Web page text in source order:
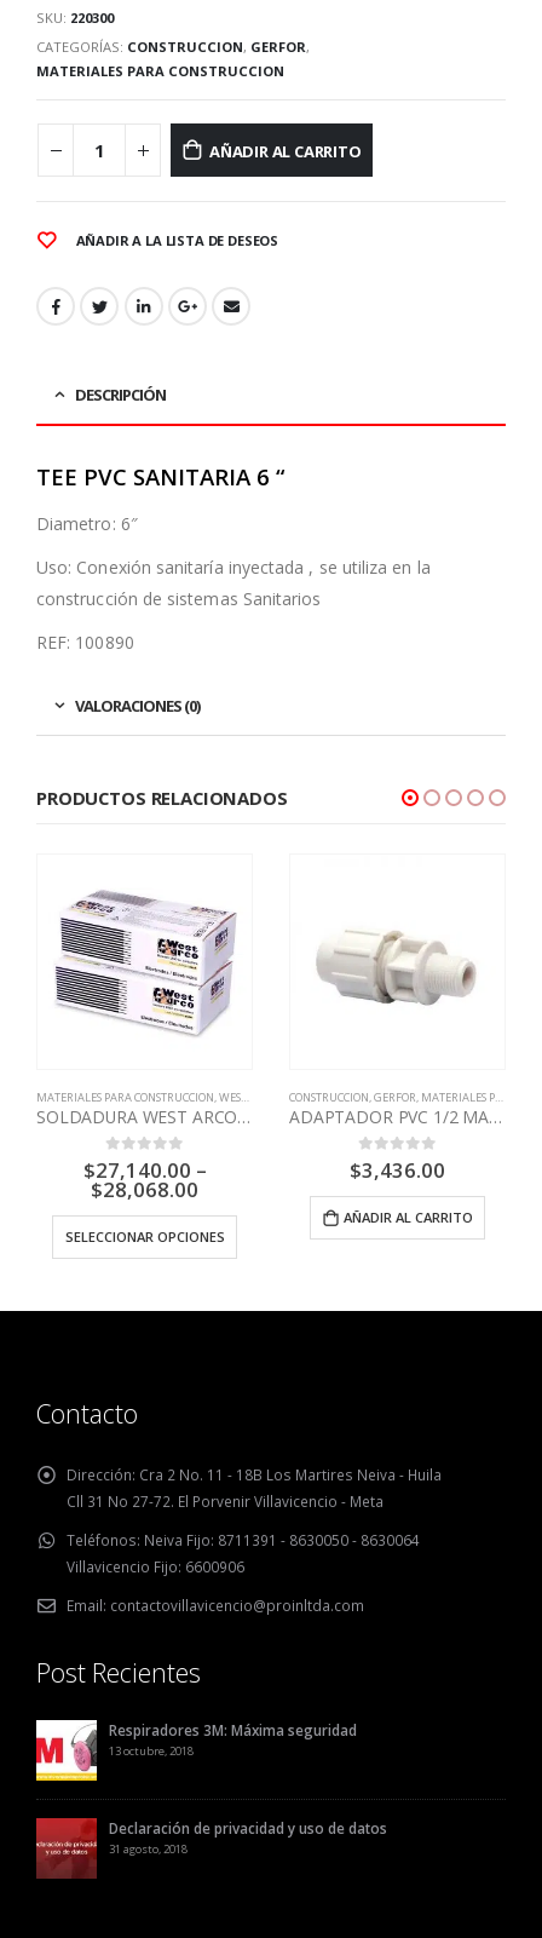
SKU: 220300
CATEGORÍAS: CONSTRUCCION, GERFOR,
MATERIALES PARA CONSTRUCCION
AÑADIR AL CARRITO
AÑADIR A LA LISTA DE DESEOS
DESCRIPCIÓN
TEE PVC SANITARIA 6 “
Diametro: 6″
Uso: Conexión sanitaría inyectada , se utiliza en la
construcción de sistemas Sanitarios
REF: 100890
VALORACIONES (0)
PRODUCTOS RELACIONADOS
MATERIALES PARA CONSTRUCCION,WEST ARCO
SOLDADURA WEST ARCO 6011
0out of 5
$27,140.00 –
$28,068.00
SELECCIONAR OPCIONES
CONSTRUCCION,GERFOR, MATERIALES PARA CONSTRUCCION
ADAPTADOR PVC 1/2 MACHO ACOMETIDA GERFOR
0out of 5
$3,436.00
AÑADIR AL CARRITO
Contacto
Dirección: Cra 2 No. 11 - 18B Los Martires Neiva - Huila
Cll 31 No 27-72. El Porvenir Villavicencio - Meta
Teléfonos: Neiva Fijo: 8711391 - 8630050 - 8630064
Villavicencio Fijo: 6600906
Email: contactovillavicencio@proinltda.com
Post Recientes
Respiradores 3M: Máxima seguridad
13 octubre, 2018
Declaración de privacidad y uso de datos
31 agosto, 2018